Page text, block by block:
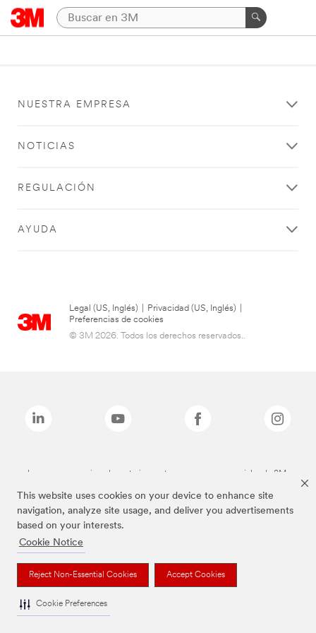
This website uses cookies on your device to enhance site
navigation, analyze site usage, and deliver you advertisements
based on your interests.
Cookie Notice
Reject Non-Essential Cookies Accept Cookies
Cookie Preferences
NUESTRA EMPRESA
NOTICIAS
REGULACIÓN
AYUDA
Legal (US, Inglés) Privacidad (US, Inglés)
Preferencias de cookies
© 3M 2026. Todos los derechos reservados..
Las marcas mencionadas anteriormente son marcas comerciales de 3M.